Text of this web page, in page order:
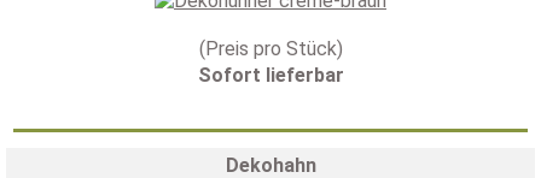
(Preis pro Stück)
Sofort lieferbar
Dekohahn